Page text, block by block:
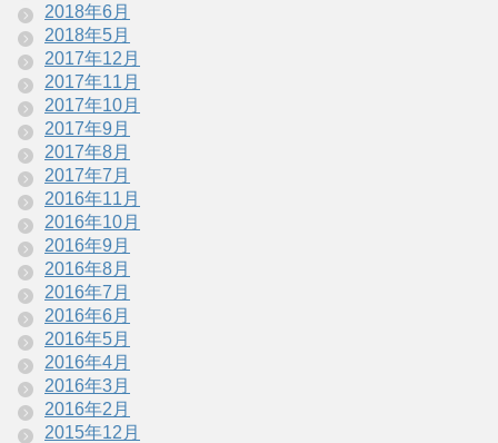
2018年6月
2018年5月
2017年12月
2017年11月
2017年10月
2017年9月
2017年8月
2017年7月
2016年11月
2016年10月
2016年9月
2016年8月
2016年7月
2016年6月
2016年5月
2016年4月
2016年3月
2016年2月
2015年12月